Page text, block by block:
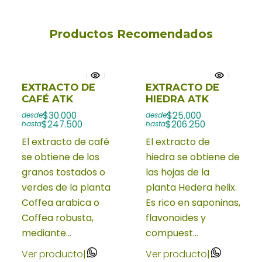
Productos Recomendados
EXTRACTO DE
CAFÉ ATK
desde$30.000
hasta$247.500
El extracto de café
se obtiene de los
granos tostados o
verdes de la planta
Coffea arabica o
Coffea robusta,
mediante...
Ver producto|
EXTRACTO DE
HIEDRA ATK
desde$25.000
hasta$206.250
El extracto de
hiedra se obtiene de
las hojas de la
planta Hedera helix.
Es rico en saponinas,
flavonoides y
compuest...
Ver producto|